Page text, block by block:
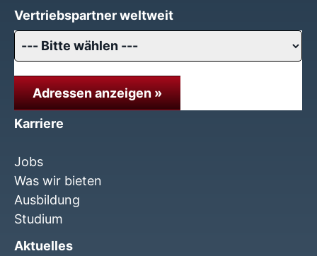
Vertriebspartner weltweit
Adressen anzeigen »
Karriere
Jobs
Was wir bieten
Ausbildung
Studium
Aktuelles